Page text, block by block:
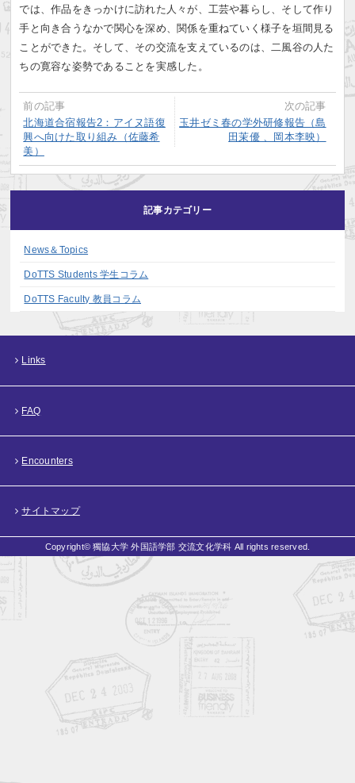
では、作品をきっかけに訪れた人々が、工芸や暮らし、そして作り
手と向き合うなかで関心を深め、関係を重ねていく様子を垣間見る
ことができた。そして、その交流を支えているのは、二風谷の人た
ちの寛容な姿勢であることを実感した。
前の記事
北海道合宿報告2：アイヌ語復
興へ向けた取り組み（佐藤希
美）
次の記事
玉井ゼミ春の学外研修報告（島
田茉優 、岡本李映）
記事カテゴリー
News＆Topics
DoTTS Students 学生コラム
DoTTS Faculty 教員コラム
Links
FAQ
Encounters
サイトマップ
Copyright© 獨協大学 外国語学部 交流文化学科 All rights reserved.